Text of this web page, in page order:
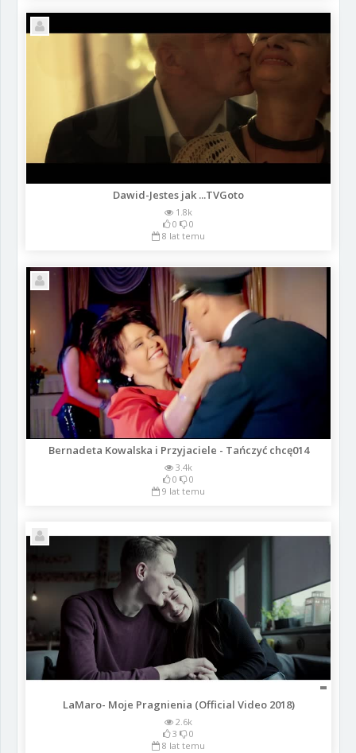
Dawid-Jestes jak ...TVGoto
1.8k
0
0
8 lat temu
Bernadeta Kowalska i Przyjaciele - Tańczyć chcę014
3.4k
0
0
9 lat temu
LaMaro- Moje Pragnienia (Official Video 2018)
2.6k
3
0
8 lat temu